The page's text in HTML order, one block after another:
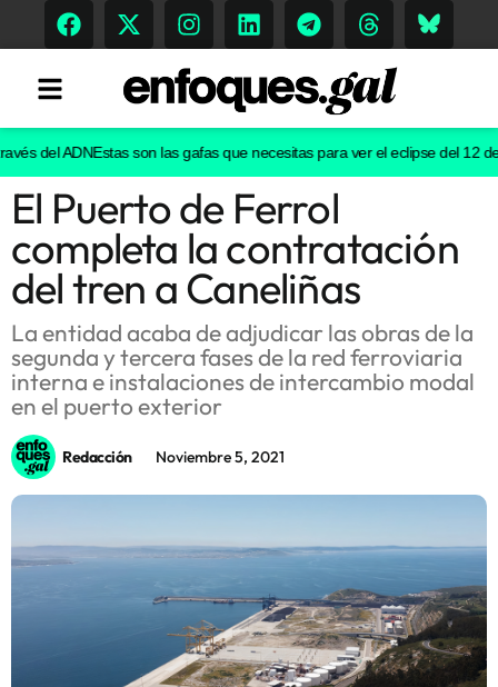
Tendencias
Memoria Histórica
Gastronomía
Escenarios
Sostenibilidad
Innova
del ADNEstas son las gafas que necesitas para ver el eclipse del 12 de
El Puerto de Ferrol
completa la contratación
del tren a Caneliñas
La entidad acaba de adjudicar las obras de la
segunda y tercera fases de la red ferroviaria
interna e instalaciones de intercambio modal
en el puerto exterior
Redacción Noviembre 5, 2021